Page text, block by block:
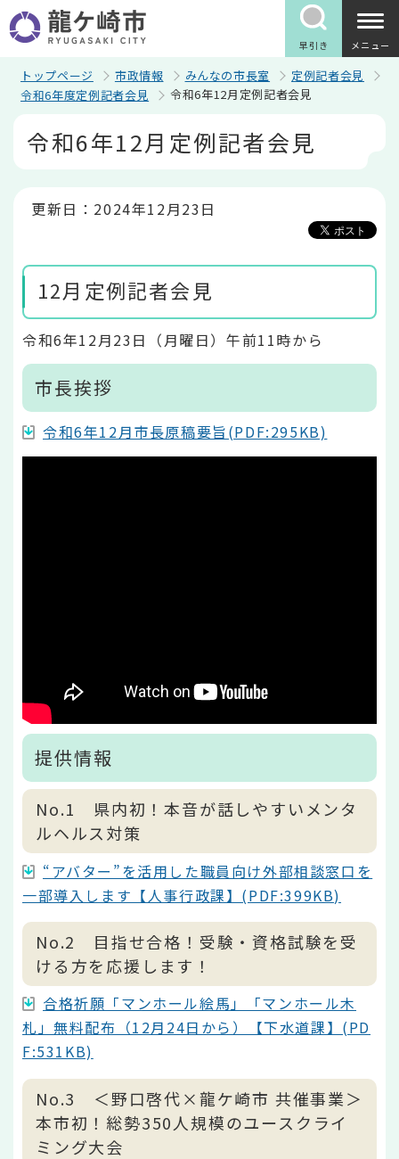
の
ペ
早引き メニュー
トップページ 市政情報 みんなの市長室
定例記者会見
令和6年度定例記者会見
令和6年12月定例記者会見
令和6年12月定例記者会見
更新日：2024年12月23日
12月定例記者会見
令和6年12月23日（月曜日）午前11時から
市長挨拶
令和6年12月市長原稿要旨(PDF:295KB)
提供情報
No.1 県内初！本音が話しやすいメンタ
ルヘルス対策
“アバター”を活用した職員向け外部相談窓口を
一部導入します【人事行政課】(PDF:399KB)
No.2 目指せ合格！受験・資格試験を受
ける方を応援します！
合格祈願「マンホール絵馬」「マンホール木
札」無料配布（12月24日から）【下水道課】(PD
F:531KB)
No.3 ＜野口啓代×龍ケ崎市 共催事業＞
本市初！総勢350人規模のユースクライ
ミング大会